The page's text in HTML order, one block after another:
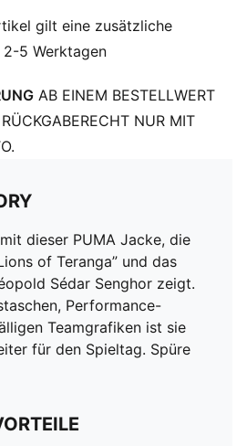
gilt eine zusätzliche
5 Werktagen
AB EINEM BESTELLWERT
NUR MIT
dieser PUMA Jacke, die
of Teranga” und das
Sédar Senghor zeigt.
Performance-
Teamgrafiken ist sie
für den Spieltag. Spüre